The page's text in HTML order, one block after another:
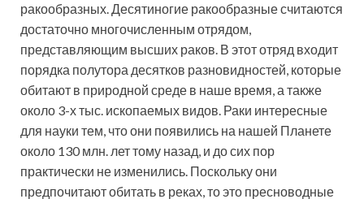
ракообразных. Десятиногие ракообразные считаются
достаточно многочисленным отрядом,
представляющим высших раков. В этот отряд входит
порядка полутора десятков разновидностей, которые
обитают в природной среде в наше время, а также
около 3-х тыс. ископаемых видов. Раки интересные
для науки тем, что они появились на нашей Планете
около 130 млн. лет тому назад, и до сих пор
практически не изменились. Поскольку они
предпочитают обитать в реках, то это пресноводные